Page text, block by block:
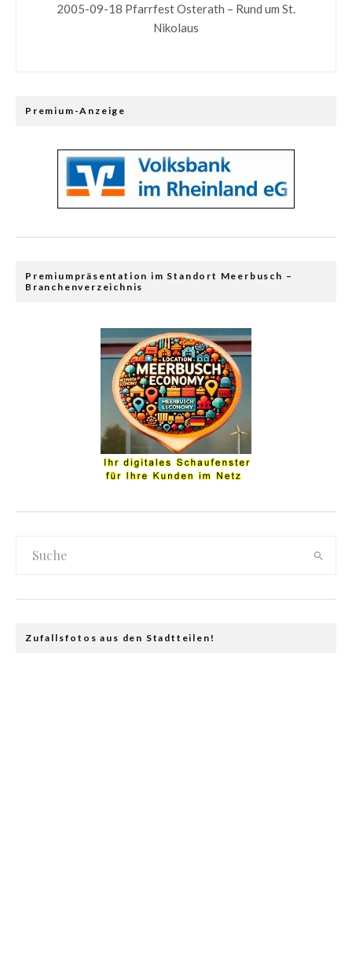
2005-09-18 Pfarrfest Osterath – Rund um St.
Nikolaus
Premium-Anzeige
Premiumpräsentation im Standort Meerbusch –
Branchenverzeichnis
Zufallsfotos aus den Stadtteilen!